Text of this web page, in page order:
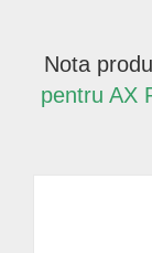
Nota
pentru AX